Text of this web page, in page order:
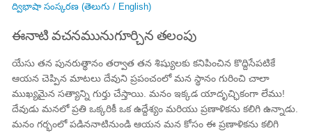
ద్విభాషా సంస్కరణ (తెలుగు / English)
ఈనాటి వచనమునుగూర్చిన తలంపు
యేసు తన పునరుత్థానం తర్వాత తన శిష్యులకు కనిపించిన కొద్దిసేపటికే
ఆయన చెప్పిన మాటలు దేవుని ప్రపంచంలో మన స్థానం గురించి చాలా
ముఖ్యమైన సత్యాన్ని గుర్తు చేస్తాయి. మనం ఇక్కడ యాదృచ్ఛికంగా లేము!
దేవుడు మనలో ప్రతి ఒక్కరికీ ఒక ఉద్దేశ్యం మరియు ప్రణాళికను కలిగి ఉన్నాడు.
మనం గర్భంలో పడిననాటినుండి ఆయన మన కోసం ఈ ప్రణాళికను కలిగి